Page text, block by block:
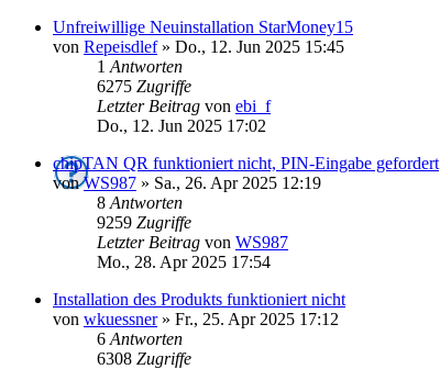
Unfreiwillige Neuinstallation StarMoney15
von Repeisdlef» Do., 12. Jun 2025 15:45
1 Antworten
6275 Zugriffe
Letzter Beitrag von ebi_f
Do., 12. Jun 2025 17:02
chipTAN QR funktioniert nicht, PIN-Eingabe gefordert
vonWS987 » Sa., 26. Apr 2025 12:19
8 Antworten
9259 Zugriffe
Letzter Beitrag von WS987
Mo., 28. Apr 2025 17:54
Installation des Produkts funktioniert nicht
von wkuessner» Fr., 25. Apr 2025 17:12
6 Antworten
6308 Zugriffe